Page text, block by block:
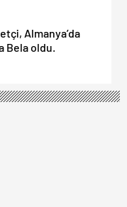
Almanya’da
Bela oldu.